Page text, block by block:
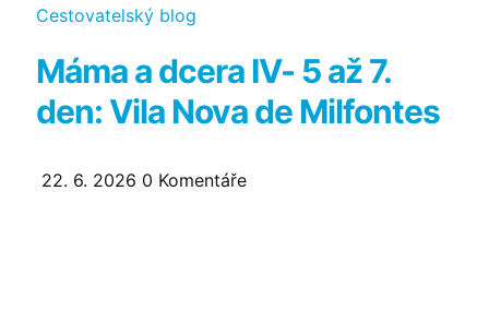
Kategorie
Cestovatelský blog
Máma a dcera IV- 5 až 7.
den: Vila Nova de Milfontes
22. 6. 2026 0 Komentáře